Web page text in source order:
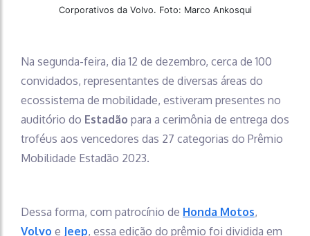
Corporativos da Volvo. Foto: Marco Ankosqui
Na segunda-feira, dia 12 de dezembro, cerca de 100
convidados, representantes de diversas áreas do
ecossistema de mobilidade, estiveram presentes no
auditório do Estadão para a cerimônia de entrega dos
troféus aos vencedores das 27 categorias do Prêmio
Mobilidade Estadão 2023.
Dessa forma, com patrocínio de Honda Motos,
Volvo e Jeep, essa edição do prêmio foi dividida em